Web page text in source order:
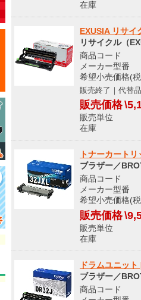
在庫
EXUSIA リサイ
リサイクル（
商品コード
メーカー型番
希望小売価格(
販売終了｜代替
販売価格
販売単
在庫
トナーカート
ブラザー／
商品コード
メーカー型
希望小売価格(
販売価格
販売単
在庫
ドラムユニッ
ブラザー／
商品コード